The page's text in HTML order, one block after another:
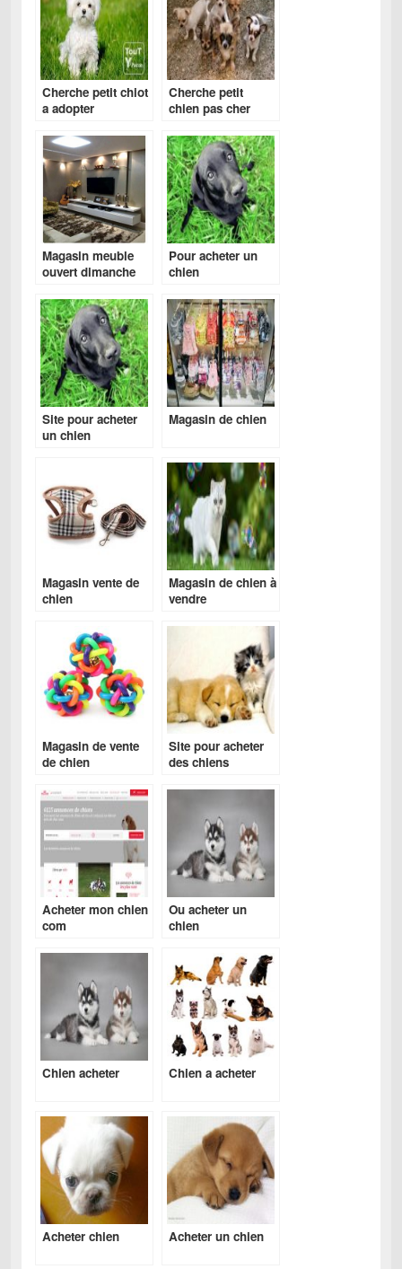
Cherche petit chiot
a adopter
Cherche petit
chien pas cher
Magasin meuble
ouvert dimanche
Pour acheter un
chien
Site pour acheter
un chien
Magasin de chien
Magasin vente de
chien
Magasin de chien à
vendre
Magasin de vente
de chien
Site pour acheter
des chiens
Acheter mon chien
com
Ou acheter un
chien
Chien acheter Chien a acheter
Acheter chien Acheter un chien